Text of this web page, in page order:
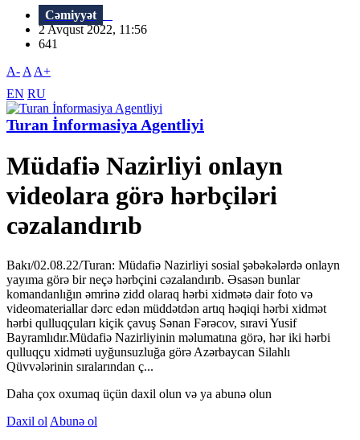
Cəmiyyət
2 Avqust 2022, 11:56
641
A- A A+
EN RU
Turan İnformasiya Agentliyi
Müdafiə Nazirliyi onlayn
videolara görə hərbçiləri
cəzalandırıb
Bakı/02.08.22/Turan: Müdafiə Nazirliyi sosial şəbəkələrdə onlayn
yayıma görə bir neçə hərbçini cəzalandırıb. Əsasən bunlar
komandanlığın əmrinə zidd olaraq hərbi xidmətə dair foto və
videomateriallar dərc edən müddətdən artıq həqiqi hərbi xidmət
hərbi qulluqçuları kiçik çavuş Sənan Fərəcov, sıravi Yusif
Bayramlıdır.Müdafiə Nazirliyinin məlumatına görə, hər iki hərbi
qulluqçu xidməti uyğunsuzluğa görə Azərbaycan Silahlı
Qüvvələrinin sıralarından ç...
Daha çox oxumaq üçün daxil olun və ya abunə olun
Daxil ol Abunə ol